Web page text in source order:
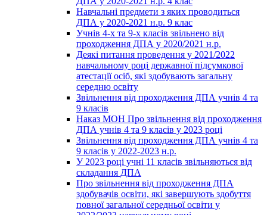
Навчальні предмети з яких проводиться
ДПА у 2020-2021 н.р. 9 клас
Учнів 4-х та 9-х класів звільнено від
проходження ДПА у 2020/2021 н.р.
Деякі питання проведення у 2021/2022
навчальному році державної підсумкової
атестації осіб, які здобувають загальну
середню освіту
Звільнення від проходження ДПА учнів 4 та
9 класів
Наказ МОН Про звільнення від проходження
ДПА учнів 4 та 9 класів у 2023 році
Звільнення від проходження ДПА учнів 4 та
9 класів у 2022-2023 н.р.
У 2023 році учні 11 класів звільняються від
складання ДПА
Про звільнення від проходження ДПА
здобувачів освіти, які завершують здобуття
повної загальної середньої освіти у